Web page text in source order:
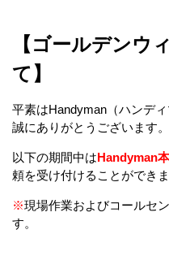
【ゴールデンウ
て】
平素はHandyman（ハンデ
誠にありがとうございます。
以下の期間中はHandyman
頼を受け付けることができ
※現場作業およびコールセ
す。